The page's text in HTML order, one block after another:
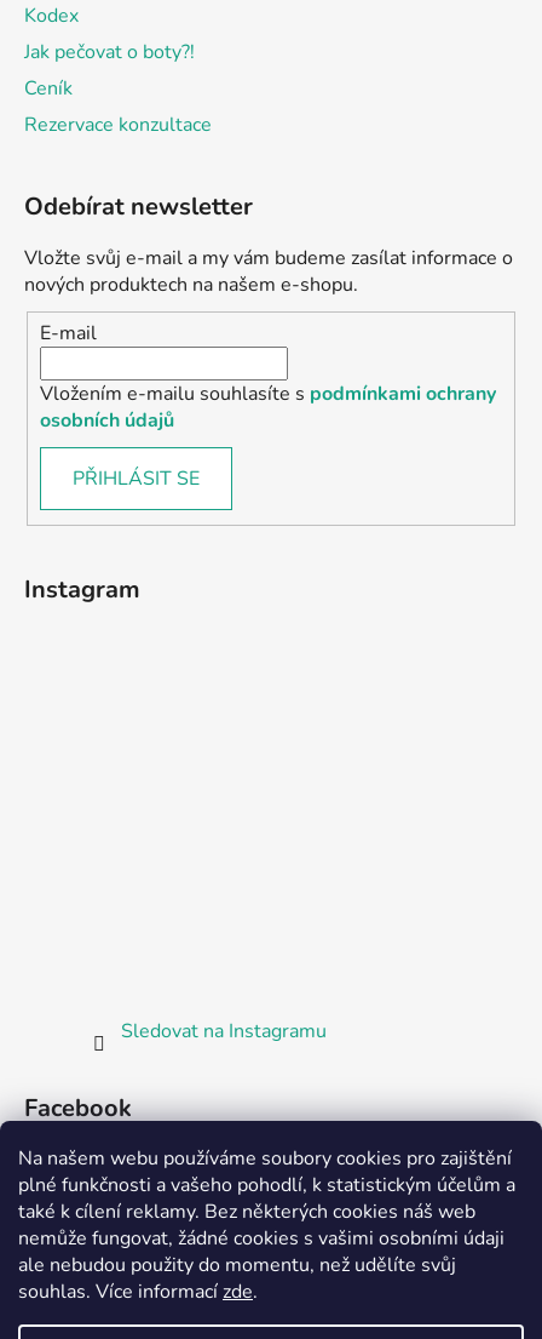
Na našem webu používáme soubory cookies pro zajištění
plné funkčnosti a vašeho pohodlí, k statistickým účelům a
také k cílení reklamy. Bez některých cookies náš web
nemůže fungovat, žádné cookies s vašimi osobními údaji
ale nebudou použity do momentu, než udělíte svůj
souhlas. Více informacízde.
Kodex
Jak pečovat o boty?!
Ceník
Rezervace konzultace
Odebírat newsletter
Vložte svůj e-mail a my vám budeme zasílat informace o
nových produktech na našem e-shopu.
E-mail
Vložením e-mailu souhlasíte s podmínkami ochrany
osobních údajů
PŘIHLÁSIT SE
Instagram
Sledovat na Instagramu
Facebook
Partnerská prodejna Barefoot Plzeň